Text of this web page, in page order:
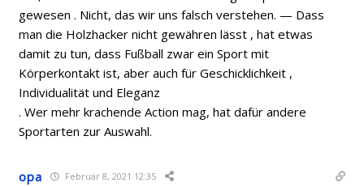
gewesen . Nicht, das wir uns falsch verstehen. — Dass
man die Holzhacker nicht gewähren lässt , hat etwas
damit zu tun, dass Fußball zwar ein Sport mit
Körperkontakt ist, aber auch für Geschicklichkeit ,
Individualität und Eleganz
. Wer mehr krachende Action mag, hat dafür andere
Sportarten zur Auswahl.
opa Februar 8, 2021 12:35